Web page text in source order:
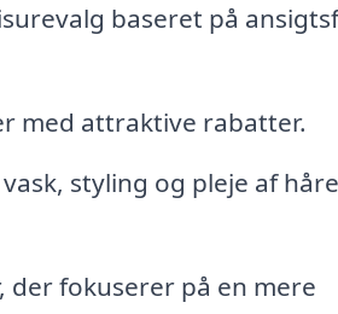
baseret på
med attraktive rabatter.
styling og pleje af
fokuserer på en mere